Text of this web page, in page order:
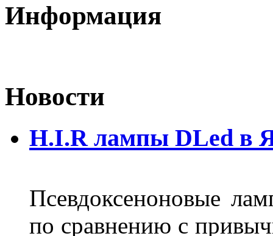
Информация
Новости
H.I.R лампы DLed в
Псевдоксеноновые
по сравнению с